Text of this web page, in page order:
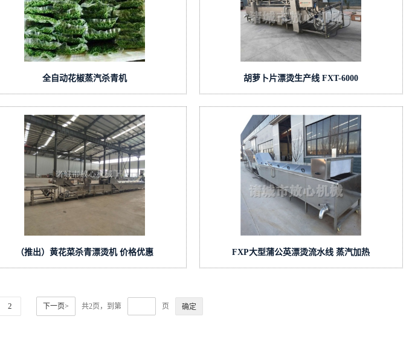
全自动花椒蒸汽杀青机 胡萝卜片漂烫生产线 FXT-6000
（推出）黄花菜杀青漂烫机 价格优惠 FXP大型蒲公英漂烫流水线 蒸汽加热
2 下一页> 共2页，到第 页